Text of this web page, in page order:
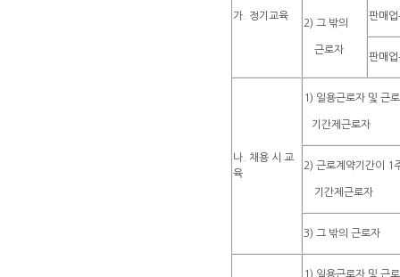
가. 정기교육
2) 그 밖의
근로자
판매
판매
나. 채용 시 교
육
1) 일용근로자 및 근
기간제근로자
2) 근로계약기간이 1
기간제근로자
3) 그 밖의 근로자
1) 일용근로자 및 근